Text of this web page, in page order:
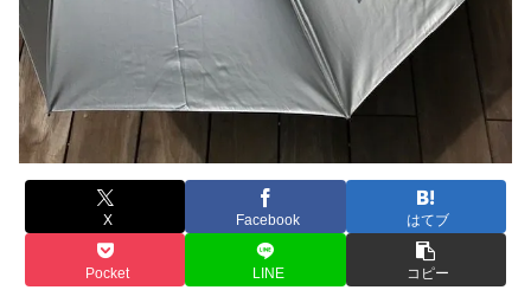
X Facebook はてブ
Pocket LINE コピー